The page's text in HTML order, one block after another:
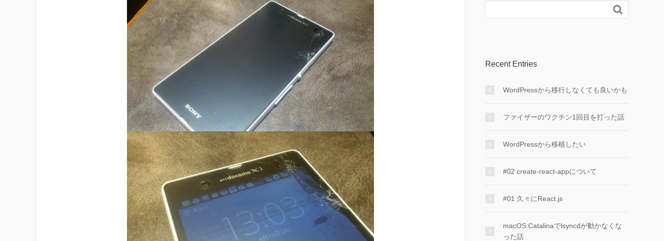

Recent Entries
WordPressから移行しなくても良いかも
ファイザーのワクチン1回目を打った話
WordPressから移植したい
#02 create-react-appについて
#01 久々にReact.js
macOS Catalinaでlsyncdが動かなくな
った話